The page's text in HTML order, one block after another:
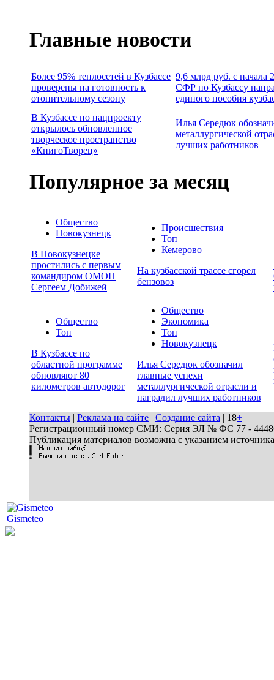
Главные новости
Более 95% теплосетей в Кузбассе
проверены на готовность к
отопительному сезону
9,6 млрд руб. с начала
СФР по Кузбассу
единого пособия
В Кузбассе по нацпроекту
открылось обновленное
творческое пространство
«КнигоТворец»
Илья Середюк
металлургической
лучших работников
Популярное за месяц
Общество
Новокузнецк
В Новокузнецке
простились с первым
командиром ОМОН
Сергеем Добижей
Происшествия
Топ
Кемерово
На кузбасской трассе сгорел
бензовоз
Общество
Топ
В Кузбассе по
областной программе
обновляют 80
километров автодорог
Общество
Экономика
Топ
Новокузнецк
Илья Середюк обозначил
главные успехи
металлургической отрасли и
наградил лучших работников
Контакты | Реклама на сайте | Создание сайта | 18+
Регистрационный номер СМИ: Серия ЭЛ № ФС 77 - 44486
Публикация материалов возможна с указанием
Gismeteo